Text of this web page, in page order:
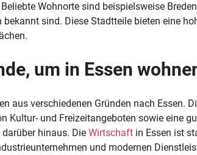
Wohnorte sind beispielsweise
bekannt sind. Diese Stadtteile bieten eine
um in Essen
aus verschiedenen Gründen nach Essen.
Kultur- und Freizeitangeboten sowie eine
darüber hinaus. Die Wirtschaft in Essen ist
und modernen